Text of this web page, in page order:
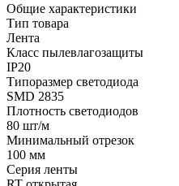
Общие характеристики
Тип товара
Лента
Класс пылевлагозащиты
IP20
Типоразмер светодиода
SMD 2835
Плотность светодиодов
80 шт/м
Минимальный отрезок
100 мм
Серия ленты